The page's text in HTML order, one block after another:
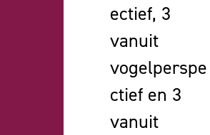
ectief, 3
vanuit
vogelperspe
ctief en 3
vanuit